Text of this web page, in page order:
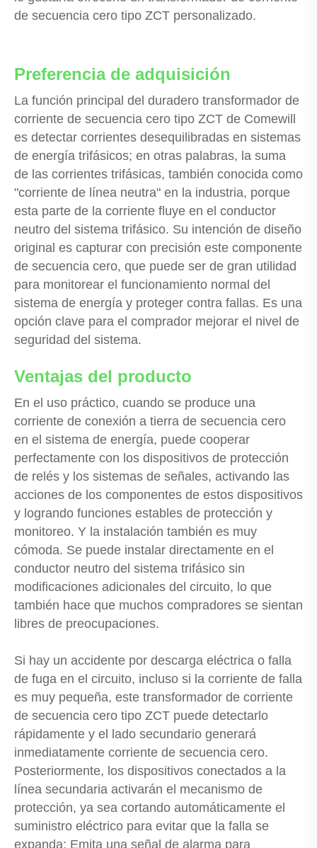
de secuencia cero tipo ZCT personalizado.
Preferencia de adquisición
La función principal del duradero transformador de
corriente de secuencia cero tipo ZCT de Comewill
es detectar corrientes desequilibradas en sistemas
de energía trifásicos; en otras palabras, la suma
de las corrientes trifásicas, también conocida como
"corriente de línea neutra" en la industria, porque
esta parte de la corriente fluye en el conductor
neutro del sistema trifásico. Su intención de diseño
original es capturar con precisión este componente
de secuencia cero, que puede ser de gran utilidad
para monitorear el funcionamiento normal del
sistema de energía y proteger contra fallas. Es una
opción clave para el comprador mejorar el nivel de
seguridad del sistema.
Ventajas del producto
En el uso práctico, cuando se produce una
corriente de conexión a tierra de secuencia cero
en el sistema de energía, puede cooperar
perfectamente con los dispositivos de protección
de relés y los sistemas de señales, activando las
acciones de los componentes de estos dispositivos
y logrando funciones estables de protección y
monitoreo. Y la instalación también es muy
cómoda. Se puede instalar directamente en el
conductor neutro del sistema trifásico sin
modificaciones adicionales del circuito, lo que
también hace que muchos compradores se sientan
libres de preocupaciones.
Si hay un accidente por descarga eléctrica o falla
de fuga en el circuito, incluso si la corriente de falla
es muy pequeña, este transformador de corriente
de secuencia cero tipo ZCT puede detectarlo
rápidamente y el lado secundario generará
inmediatamente corriente de secuencia cero.
Posteriormente, los dispositivos conectados a la
línea secundaria activarán el mecanismo de
protección, ya sea cortando automáticamente el
suministro eléctrico para evitar que la falla se
expanda; Emita una señal de alarma para